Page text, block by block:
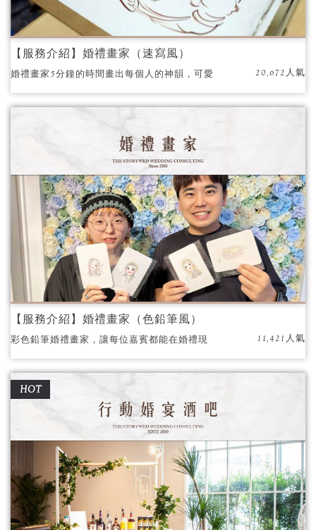
【服務介紹】婚禮畫家（速寫風）
婚禮畫家5分鐘的時間畫出每個人的神韻，​可愛
一無二的亮點！
20,672人氣
【服務介紹】婚禮畫家（色鉛筆風）
彩色鉛筆婚禮畫家，讓每位嘉賓都能在婚禮現
11,421人氣
HOT